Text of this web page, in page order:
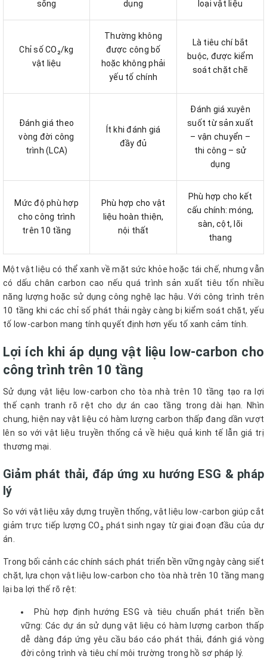
sống dụng loại vật liệu
Chỉ số CO₂/kg
vật liệu
Thường không
được công bố
hoặc không phải
yếu tố chính
Là tiêu chí bắt
buộc, được kiểm
soát chặt chẽ
Đánh giá theo
vòng đời công
trình (LCA)
Ít khi đánh giá
đầy đủ
Đánh giá xuyên
suốt từ sản xuất
– vận chuyển –
thi công – sử
dụng
Mức độ phù hợp
cho công trình
trên 10 tầng
Phù hợp cho vật
liệu hoàn thiện,
nội thất
Phù hợp cho kết
cấu chính: móng,
sàn, cột, lõi
thang
Một vật liệu có thể xanh về mặt sức khỏe hoặc tái chế, nhưng vẫn
có dấu chân carbon cao nếu quá trình sản xuất tiêu tốn nhiều
năng lượng hoặc sử dụng công nghệ lạc hậu. Với công trình trên
10 tầng khi các chỉ số phát thải ngày càng bị kiểm soát chặt, yếu
tố low-carbon mang tính quyết định hơn yếu tố xanh cảm tính.
Lợi ích khi áp dụng vật liệu low-carbon cho
công trình trên 10 tầng
Sử dụng vật liệu low-carbon cho tòa nhà trên 10 tầng tạo ra lợi
thế cạnh tranh rõ rệt cho dự án cao tầng trong dài hạn. Nhìn
chung, hiện nay vật liệu có hàm lượng carbon thấp đang dần vượt
lên so với vật liệu truyền thống cả về hiệu quả kinh tế lẫn giá trị
thương mại.
Giảm phát thải, đáp ứng xu hướng ESG & pháp
lý
So với vật liệu xây dựng truyền thống, vật liệu low-carbon giúp cắt
giảm trực tiếp lượng CO₂ phát sinh ngay từ giai đoạn đầu của dự
án.
Trong bối cảnh các chính sách phát triển bền vững ngày càng siết
chặt, lựa chọn vật liệu low-carbon cho tòa nhà trên 10 tầng mang
lại ba lợi thế rõ rệt:
Phù hợp định hướng ESG và tiêu chuẩn phát triển bền
vững: Các dự án sử dụng vật liệu có hàm lượng carbon thấp
dễ dàng đáp ứng yêu cầu báo cáo phát thải, đánh giá vòng
đời công trình và tiêu chí môi trường trong hồ sơ pháp lý.